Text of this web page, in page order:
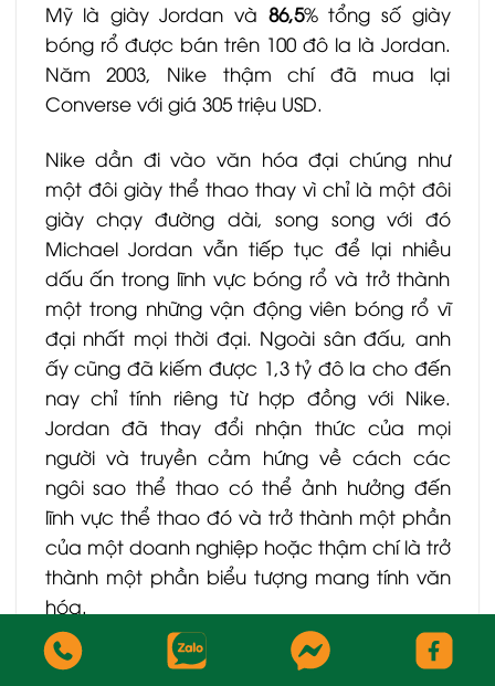
Mỹ là giày Jordan và 86,5% tổng số giày
bóng rổ được bán trên 100 đô la là Jordan.
Năm 2003, Nike thậm chí đã mua lại
Converse với giá 305 triệu USD.
Nike dần đi vào văn hóa đại chúng như
một đôi giày thể thao thay vì chỉ là một đôi
giày chạy đường dài, song song với đó
Michael Jordan vẫn tiếp tục để lại nhiều
dấu ấn trong lĩnh vực bóng rổ và trở thành
một trong những vận động viên bóng rổ vĩ
đại nhất mọi thời đại. Ngoài sân đấu, anh
ấy cũng đã kiếm được 1,3 tỷ đô la cho đến
nay chỉ tính riêng từ hợp đồng với Nike.
Jordan đã thay đổi nhận thức của mọi
người và truyền cảm hứng về cách các
ngôi sao thể thao có thể ảnh hưởng đến
lĩnh vực thể thao đó và trở thành một phần
của một doanh nghiệp hoặc thậm chí là trở
thành một phần biểu tượng mang tính văn
hóa.
Điều này cho thấy sức mạnh của quan hệ